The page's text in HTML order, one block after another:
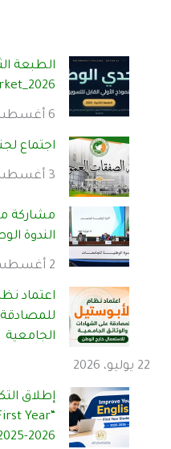
الطبعة
6 أغسطس، 2026
اجتماع
3 أغسطس، 2026
مشاركة
الندوة
2 أغسطس، 2026
للمصادقة
الجامعية
22 يوليو، 2026
Year